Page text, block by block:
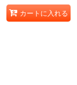
カートに入れる